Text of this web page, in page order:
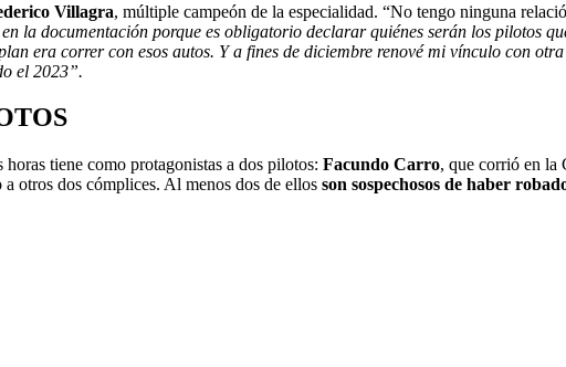
Villagra, múltiple campeón de la especialidad. “No tengo ninguna
la documentación porque es obligatorio declarar quiénes serán los pilotos
era correr con esos autos. Y a fines de diciembre renové mi vínculo con
el 2023”.
tiene como protagonistas a dos pilotos: Facundo Carro, que corrió en la
a otros dos cómplices. Al menos dos de ellos son sospechosos de haber